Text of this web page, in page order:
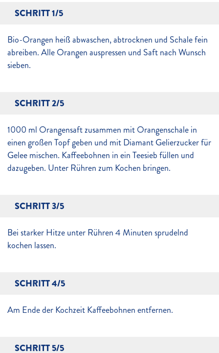
SCHRITT 1/5
Bio-Orangen heiß abwaschen, abtrocknen und Schale fein
abreiben. Alle Orangen auspressen und Saft nach Wunsch
sieben.
SCHRITT 2/5
1000 ml Orangensaft zusammen mit Orangenschale in
einen großen Topf geben und mit Diamant Gelierzucker für
Gelee mischen. Kaffeebohnen in ein Teesieb füllen und
dazugeben. Unter Rühren zum Kochen bringen.
SCHRITT 3/5
Bei starker Hitze unter Rühren 4 Minuten sprudelnd
kochen lassen.
SCHRITT 4/5
Am Ende der Kochzeit Kaffeebohnen entfernen.
SCHRITT 5/5